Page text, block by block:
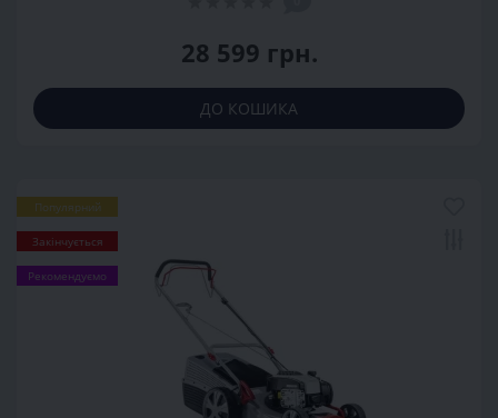
28 599 грн.
ДО КОШИКА
Популярний
Закінчується
Рекомендуємо